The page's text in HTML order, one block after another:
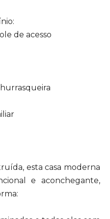
de acesso
esta casa moderna
e aconchegante,